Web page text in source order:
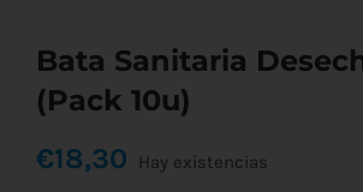
Bata Sanitaria
(Pack 10u)
€18,30 Hay existencias